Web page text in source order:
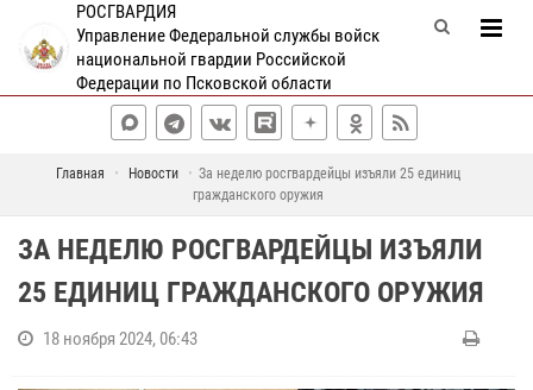
РОСГВАРДИЯ
Управление Федеральной службы войск
национальной гвардии Российской
Федерации по Псковской области
Главная Новости
За неделю росгвардейцы изъяли 25 единиц
гражданского оружия
ЗА НЕДЕЛЮ РОСГВАРДЕЙЦЫ ИЗЪЯЛИ
25 ЕДИНИЦ ГРАЖДАНСКОГО ОРУЖИЯ
18 ноября 2024, 06:43